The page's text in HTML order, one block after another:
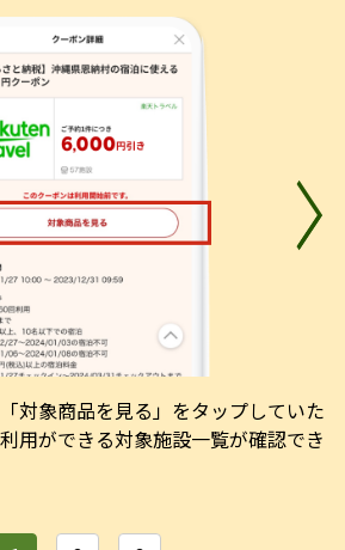
対象商品を見る」をタップしていた
用ができる対象施設一覧が確認でき